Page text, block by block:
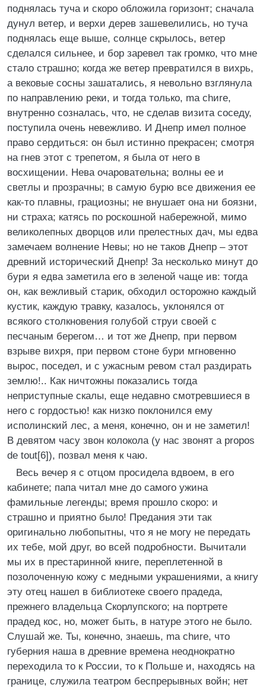
поднялась туча и скоро обложила горизонт; сначала
дунул ветер, и верхи дерев зашевелились, но туча
поднялась еще выше, солнце скрылось, ветер
сделался сильнее, и бор заревел так громко, что мне
стало страшно; когда же ветер превратился в вихрь,
а вековые сосны зашатались, я невольно взглянула
по направлению реки, и тогда только, ma chиre,
внутренно созналась, что, не сделав визита соседу,
поступила очень невежливо. И Днепр имел полное
право сердиться: он был истинно прекрасен; смотря
на гнев этот с трепетом, я была от него в
восхищении. Нева очаровательна; волны ее и
светлы и прозрачны; в самую бурю все движения ее
как-то плавны, грациозны; не внушает она ни боязни,
ни страха; катясь по роскошной набережной, мимо
великолепных дворцов или прелестных дач, мы едва
замечаем волнение Невы; но не таков Днепр – этот
древний исторический Днепр! За несколько минут до
бури я едва заметила его в зеленой чаще ив: тогда
он, как вежливый старик, обходил осторожно каждый
кустик, каждую травку, казалось, уклонялся от
всякого столкновения голубой струи своей с
песчаным берегом… и тот же Днепр, при первом
взрыве вихря, при первом стоне бури мгновенно
вырос, поседел, и с ужасным ревом стал раздирать
землю!.. Как ничтожны показались тогда
неприступные скалы, еще недавно смотревшиеся в
него с гордостью! как низко поклонился ему
исполинский лес, а меня, конечно, он и не заметил!
В девятом часу звон колокола (у нас звонят a propos
de tout[6]), позвал меня к чаю.
Весь вечер я с отцом просидела вдвоем, в его
кабинете; папa читал мне до самого ужина
фамильные легенды; время прошло скоро: и
страшно и приятно было! Предания эти так
оригинально любопытны, что я не могу не передать
их тебе, мой друг, во всей подробности. Вычитали
мы их в престаринной книге, переплетенной в
позолоченную кожу с медными украшениями, а книгу
эту отец нашел в библиотеке своего прадеда,
прежнего владельца Скорлупского; на портрете
прадед кос, но, может быть, в натуре этого не было.
Слушай же. Ты, конечно, знаешь, ma chиre, что
губерния наша в древние времена неоднократно
переходила то к России, то к Польше и, находясь на
границе, служила театром беспрерывных войн; нет